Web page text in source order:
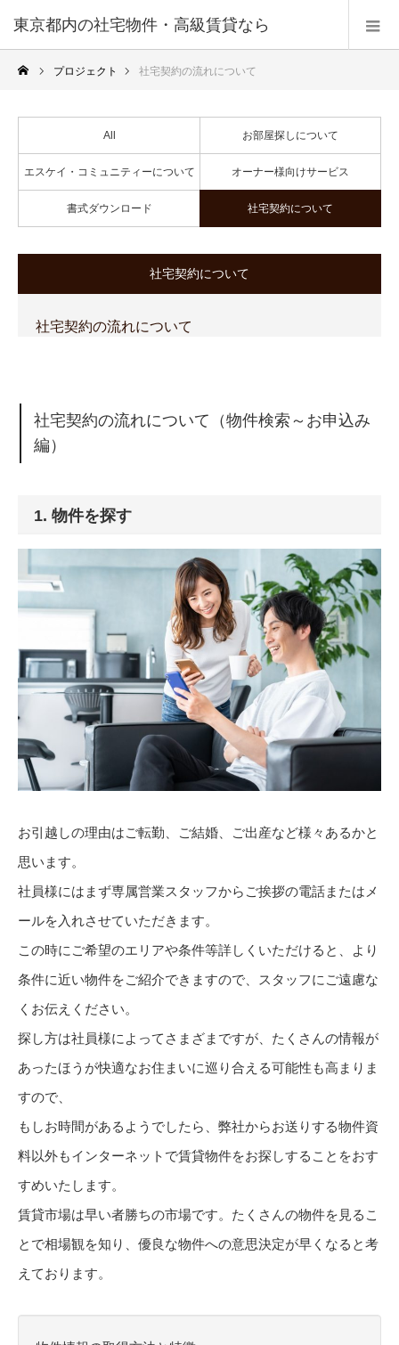
東京都内の社宅物件・高級賃貸なら
プロジェクト 社宅契約の流れについて
All お部屋探しについて
エスケイ・コミュニティーについて オーナー様向けサービス
書式ダウンロード 社宅契約について
社宅契約について
社宅契約の流れについて
社宅契約の流れについて（物件検索～お申込み
編）
1. 物件を探す
お引越しの理由はご転勤、ご結婚、ご出産など様々あるかと
思います。
社員様にはまず専属営業スタッフからご挨拶の電話またはメ
ールを入れさせていただきます。
この時にご希望のエリアや条件等詳しくいただけると、より
条件に近い物件をご紹介できますので、スタッフにご遠慮な
くお伝えください。
探し方は社員様によってさまざまですが、たくさんの情報が
あったほうが快適なお住まいに巡り合える可能性も高まりま
すので、
もしお時間があるようでしたら、弊社からお送りする物件資
料以外もインターネットで賃貸物件をお探しすることをおす
すめいたします。
賃貸市場は早い者勝ちの市場です。たくさんの物件を見るこ
とで相場観を知り、優良な物件への意思決定が早くなると考
えております。